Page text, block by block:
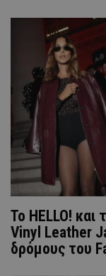
To ΗΕLLO! και
Vinyl Leather
δρόμους του